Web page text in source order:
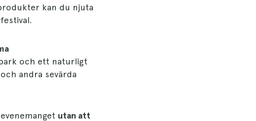
kan du njuta
och ett naturligt
andra sevärda
utan att